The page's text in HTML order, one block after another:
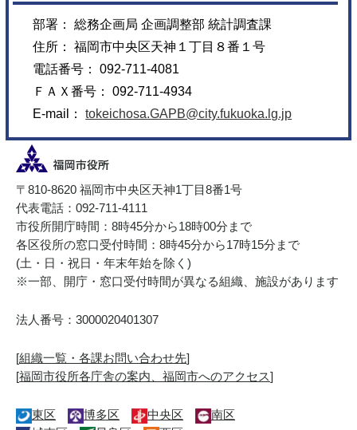
部署： 総務企画局 企画調整部 統計調査課
住所： 福岡市中央区天神１丁目８番１号
電話番号： 092-711-4081
ＦＡＸ番号： 092-711-4934
E-mail：tokeichosa.GAPB@city.fukuoka.lg.jp
〒810-8620 福岡市中央区天神1丁目8番1号
代表電話：092-711-4111
市役所開庁時間：8時45分から18時00分まで
各区役所の窓口受付時間：8時45分から17時15分まで
(土・日・祝日・年末年始を除く)
※一部、開庁・窓口受付時間が異なる組織、施設があります
法人番号：3000020401307
[組織一覧・各課お問い合わせ先]
[福岡市役所各庁舎の案内、福岡市へのアクセス]
東区 博多区 中央区
南区